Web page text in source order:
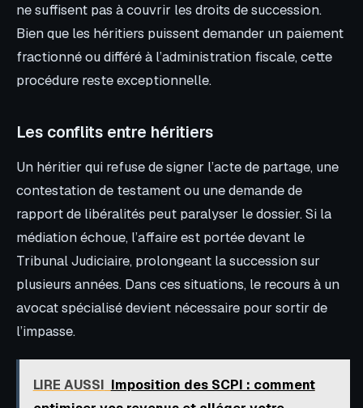
ne suffisent pas à couvrir les droits de succession.
Bien que les héritiers puissent demander un paiement
fractionné ou différé à l’administration fiscale, cette
procédure reste exceptionnelle.
Les conflits entre héritiers
Un héritier qui refuse de signer l’acte de partage, une
contestation de testament ou une demande de
rapport de libéralités peut paralyser le dossier. Si la
médiation échoue, l’affaire est portée devant le
Tribunal Judiciaire, prolongeant la succession sur
plusieurs années. Dans ces situations, le recours à un
avocat spécialisé devient nécessaire pour sortir de
l’impasse.
LIRE AUSSI Imposition des SCPI : comment